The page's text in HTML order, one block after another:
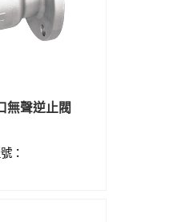
無聲逆止閥
：